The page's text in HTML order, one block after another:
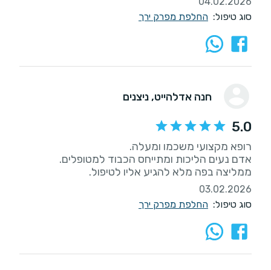
סוג טיפול: החלפת מפרק ירך
חנה אדלהייט, ניצנים
5.0
ממליצה בפה מלא להגיע אליו לטיפול.
03.02.2026
סוג טיפול: החלפת מפרק ירך